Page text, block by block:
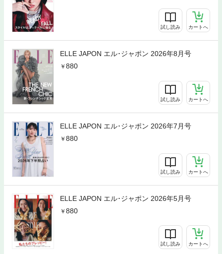
試し読み カートへ
ELLE JAPON エル･ジャポン 2026年8月号
880
試し読み カートへ
ELLE JAPON エル･ジャポン 2026年7月号
880
試し読み カートへ
ELLE JAPON エル･ジャポン 2026年5月号
880
試し読み カートへ